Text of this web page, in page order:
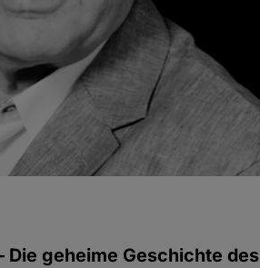
Die geheime Geschichte des